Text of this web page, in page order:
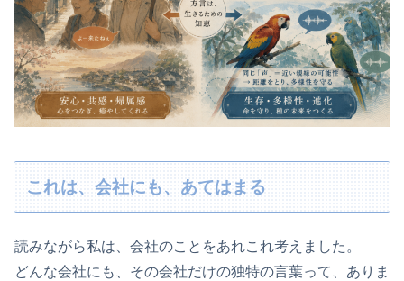
これは、会社にも、あてはまる
読みながら私は、会社のことをあれこれ考えました。
どんな会社にも、その会社だけの独特の言葉って、ありま